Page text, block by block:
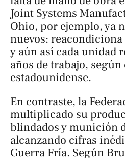
Joint Systems
Ohio, por ejemplo, ya
nuevos:
y aún así cada unidad
años de trabajo,
estadounidense.
En contraste, la
multiplicado su
blindados y munición
alcanzando cifras
Guerra Fría. Según